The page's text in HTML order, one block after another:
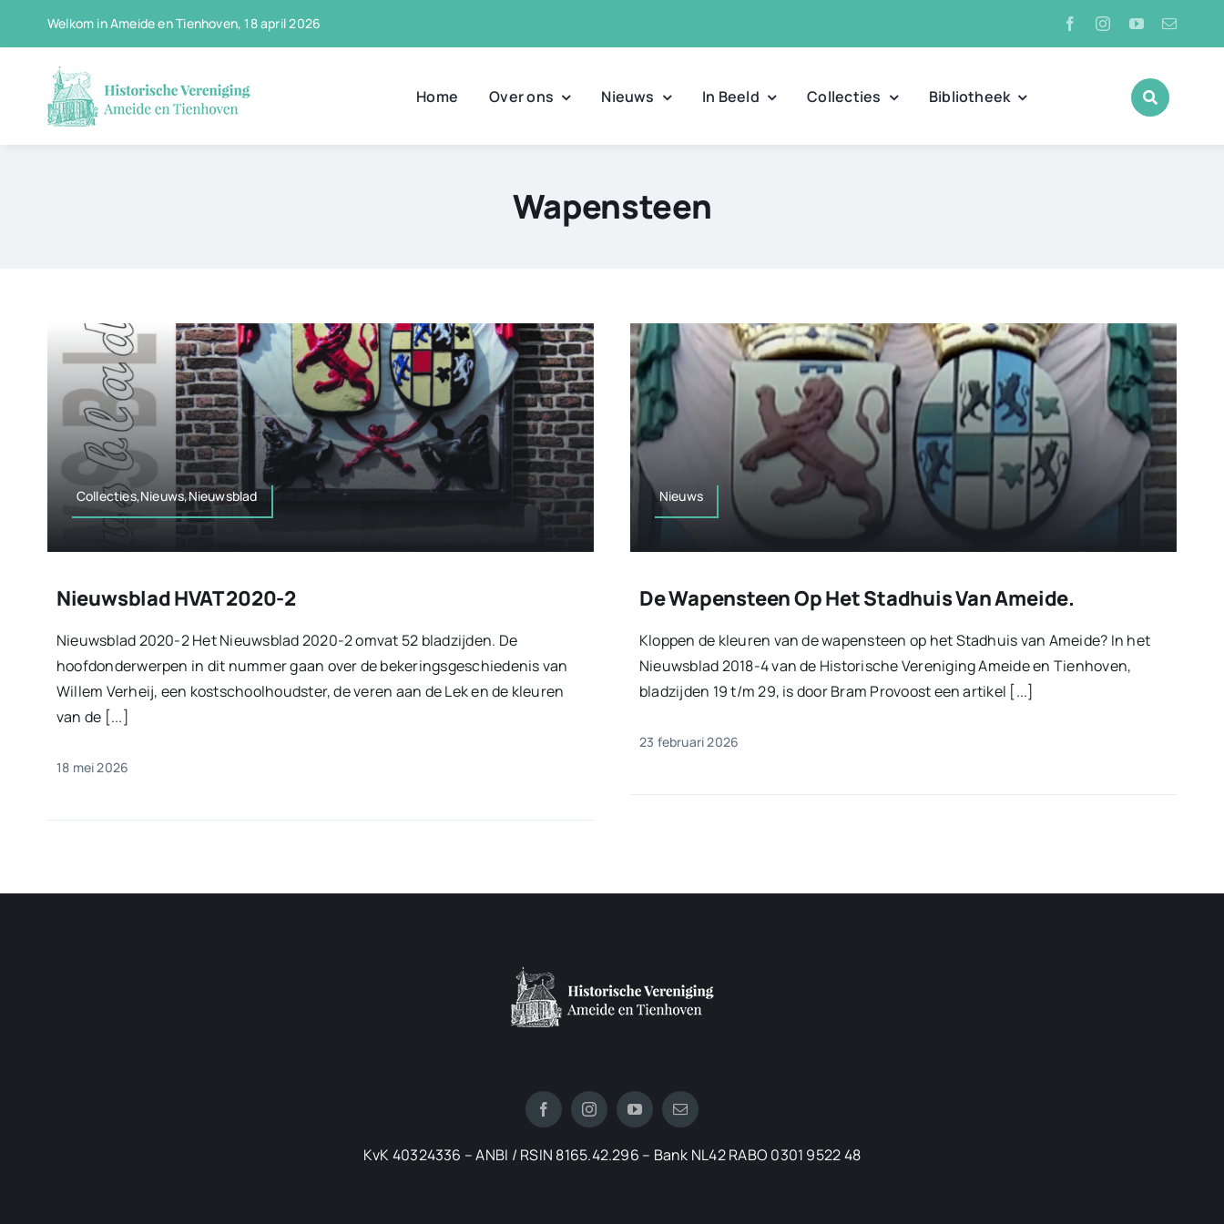
Welkom in Ameide en Tienhoven, 18 april 2026
Home Over ons Nieuws In Beeld Collecties Bibliotheek
Wapensteen
Collecties,Nieuws,Nieuwsblad
Nieuwsblad HVAT 2020-2
Nieuwsblad 2020-2 Het Nieuwsblad 2020-2 omvat 52 bladzijden. De
hoofdonderwerpen in dit nummer gaan over de bekeringsgeschiedenis van
Willem Verheij, een kostschoolhoudster, de veren aan de Lek en de kleuren
van de [...]
18 mei 2026
Nieuws
De Wapensteen Op Het Stadhuis Van Ameide.
Kloppen de kleuren van de wapensteen op het Stadhuis van Ameide? In het
Nieuwsblad 2018-4 van de Historische Vereniging Ameide en Tienhoven,
bladzijden 19 t/m 29, is door Bram Provoost een artikel [...]
23 februari 2026
KvK 40324336 – ANBI / RSIN 8165.42.296 – Bank NL42 RABO 0301 9522 48